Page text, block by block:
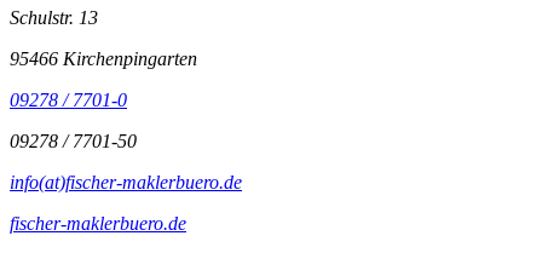
Schulstr. 13
95466 Kirchenpingarten
09278 / 7701-0
09278 / 7701-50
info(at)fischer-maklerbuero.de
fischer-maklerbuero.de